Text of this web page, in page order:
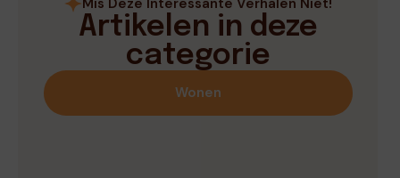
Artikelen in deze
categorie
Wonen